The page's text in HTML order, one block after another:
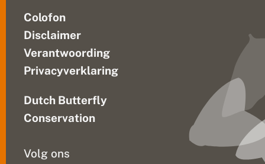
Colofon
Disclaimer
Verantwoording
Privacyverklaring
Dutch Butterfly
Conservation
Volg ons